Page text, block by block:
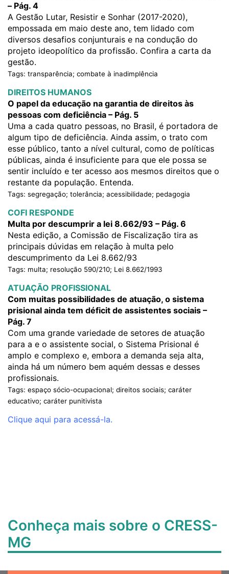
– Pág. 4
A Gestão Lutar, Resistir e Sonhar (2017-2020),
empossada em maio deste ano, tem lidado com
diversos desafios conjunturais e na condução do
projeto ideopolítico da profissão. Confira a carta da
gestão.
Tags: transparência; combate à inadimplência
DIREITOS HUMANOS
O papel da educação na garantia de direitos às
pessoas com deficiência – Pág. 5
Uma a cada quatro pessoas, no Brasil, é portadora de
algum tipo de deficiência. Ainda assim, o trato com
esse público, tanto a nível cultural, como de políticas
públicas, ainda é insuficiente para que ele possa se
sentir incluído e ter acesso aos mesmos direitos que o
restante da população. Entenda.
Tags: segregação; tolerância; acessibilidade; pedagogia
COFI RESPONDE
Multa por descumprir a lei 8.662/93 – Pág. 6
Nesta edição, a Comissão de Fiscalização tira as
principais dúvidas em relação à multa pelo
descumprimento da Lei 8.662/93
Tags: multa; resolução 590/210; Lei 8.662/1993
ATUAÇÃO PROFISSIONAL
Com muitas possibilidades de atuação, o sistema
prisional ainda tem déficit de assistentes sociais –
Pág. 7
Com uma grande variedade de setores de atuação
para a e o assistente social, o Sistema Prisional é
amplo e complexo e, embora a demanda seja alta,
ainda há um número bem aquém dessas e desses
profissionais.
Tags: espaço sócio-ocupacional; direitos sociais; caráter
educativo; caráter punitivista
Clique aqui para acessá-la.
Conheça mais sobre o CRESS-
MG